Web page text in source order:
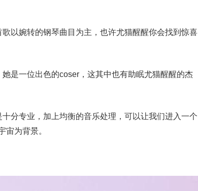
以婉转的钢琴曲目为主，也许尤猫醒醒你会找到惊喜
是一位出色的coser，这其中也有助眠尤猫醒醒的杰
分专业，加上均衡的音乐处理，可以让我们进入一个
宙为背景。